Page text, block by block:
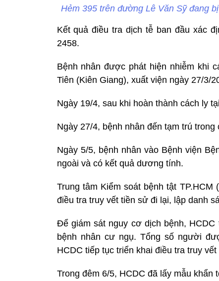
Hẻm 395 trên đường Lê Văn Sỹ đang
Kết quả điều tra dịch tễ ban đầu xác
2458.
Bệnh nhân được phát hiện nhiễm khi
Tiên (Kiên Giang), xuất viện ngày 27/3/
Ngày 19/4, sau khi hoàn thành cách ly
Ngày 27/4, bệnh nhân đến tạm trú
Ngày 5/5, bệnh nhân vào Bệnh viện
ngoài và có kết quả dương tính.
Trung tâm Kiểm soát bệnh tật
điều tra truy vết tiền sử đi lại, lập danh
Để giám sát nguy cơ dịch bệnh,
bệnh nhân cư ngụ. Tổng số người
HCDC tiếp tục triển khai điều tra truy
Trong đêm 6/5, HCDC đã lấy mẫu